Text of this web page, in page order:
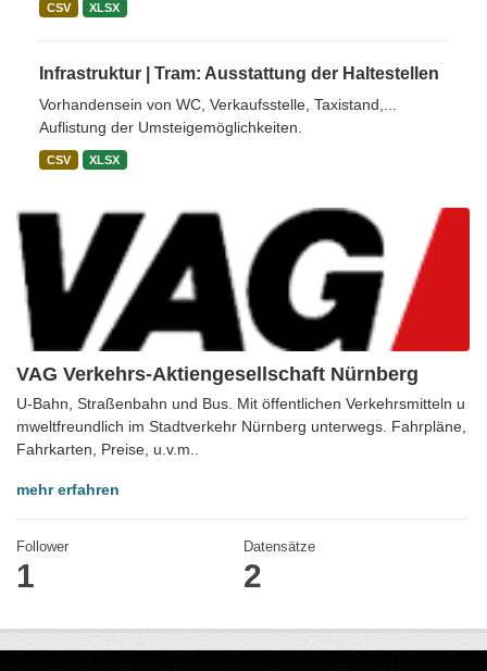
VAG Verkehrs-Aktiengesellschaft Nürnberg
U-Bahn, Straßenbahn und Bus. Mit öffentlichen Verkehrsmitteln u
mweltfreundlich im Stadtverkehr Nürnberg unterwegs. Fahrpläne,
Fahrkarten, Preise, u.v.m..
mehr erfahren
Follower
1
Datensätze
2
CSV XLSX
Infrastruktur | Tram: Ausstattung der Haltestellen
Vorhandensein von WC, Verkaufsstelle, Taxistand,...
Auflistung der Umsteigemöglichkeiten.
CSV XLSX